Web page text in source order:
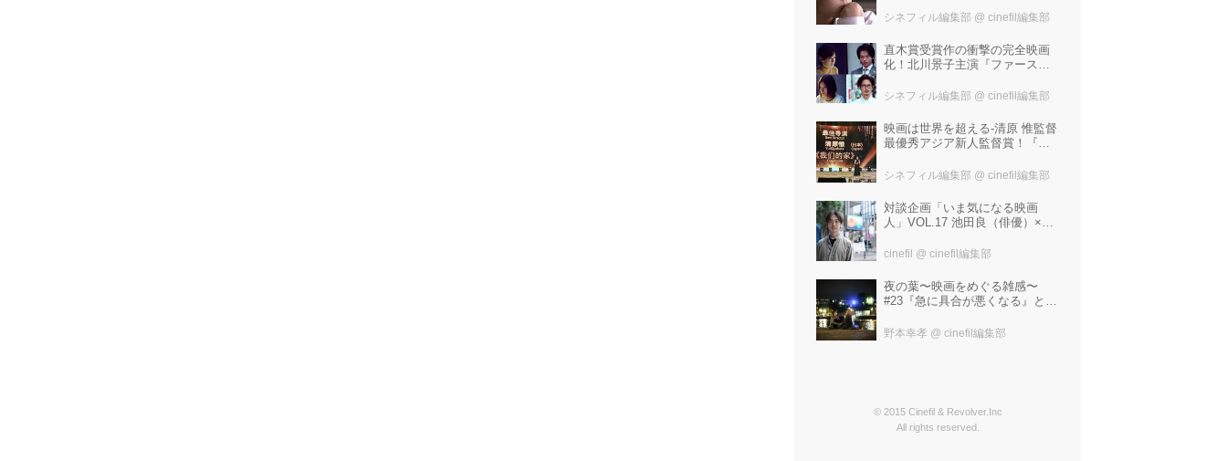
戻るとき 空と木の実の9年間』
シネフィル編集部 @ cinefil編集部
直木賞受賞作の衝撃の完全映画
化！北川景子主演『ファースト
化学反応」と絶賛した追加キャ
塚洋介！
シネフィル編集部 @ cinefil編集部
映画は世界を超える-清原 惟監督
最優秀アジア新人監督賞！『わ
中国最大の映画祭「上海国際映
シネフィル編集部 @ cinefil編集部
対談企画「いま気になる映画
人」VOL.17 池田良（俳優）×飯
サー）
cinefil @ cinefil編集部
夜の葉〜映画をめぐる雑感〜
#23『急に具合が悪くなる』と宮
が悪くなる』
野本幸孝 @ cinefil編集部
© 2015 Cinefil & Revolver.Inc
All rights reserved.